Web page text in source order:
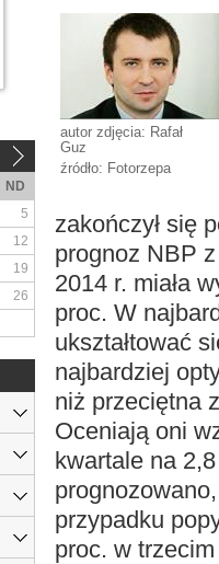
autor zdjęcia: Rafał
Guz
źródło: Fotorzepa
zakończył się
prognoz NBP
2014 r. miała
proc. W
ukształtować
najbardziej
niż przeciętna
Oceniają oni
kwartale na
przypadku
proc. w
ND
5
12
19
26